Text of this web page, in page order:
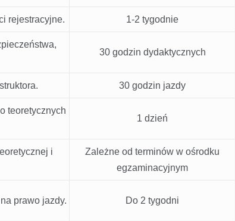
rejestracyjne. 1-2 tygodnie
30 godzin dydaktycznych
30 godzin jazdy
teoretycznych
1 dzień
i
Zależne od terminów w ośrodku
egzaminacyjnym
prawo jazdy. Do 2 tygodni